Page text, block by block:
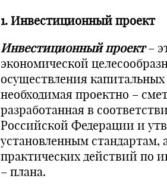
1. Инвестиционный проект
Инвестиционный проект–
экономической
осуществления
необходимая проектно –
разработанная в
Российской Федерации и
установленным стандартам,
практических действий по
– плана.